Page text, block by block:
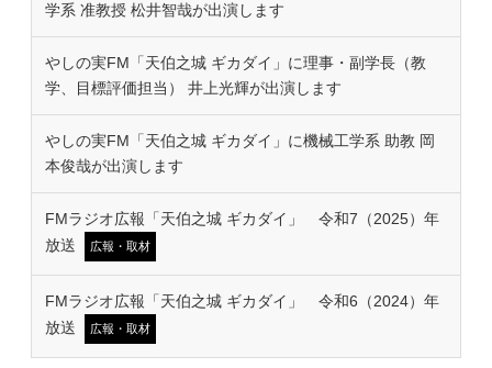
学系 准教授 松井智哉が出演します
やしの実FM「天伯之城 ギカダイ」に理事・副学長（教
学、目標評価担当） 井上光輝が出演します
やしの実FM「天伯之城 ギカダイ」に機械工学系 助教 岡
本俊哉が出演します
FMラジオ広報「天伯之城 ギカダイ」 令和7（2025）年
放送
広報・取材
FMラジオ広報「天伯之城 ギカダイ」 令和6（2024）年
放送
広報・取材